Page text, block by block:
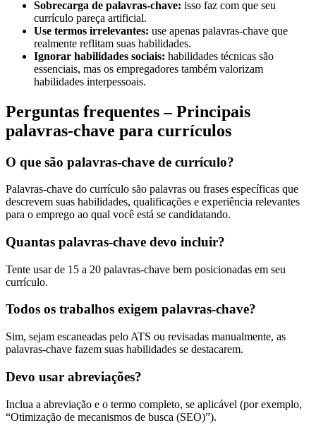
Sobrecarga de palavras-chave: isso faz com que seu
currículo pareça artificial.
Use termos irrelevantes: use apenas palavras-chave que
realmente reflitam suas habilidades.
Ignorar habilidades sociais: habilidades técnicas são
essenciais, mas os empregadores também valorizam
habilidades interpessoais.
Perguntas frequentes – Principais
palavras-chave para currículos
O que são palavras-chave de currículo?
Palavras-chave do currículo são palavras ou frases específicas que
descrevem suas habilidades, qualificações e experiência relevantes
para o emprego ao qual você está se candidatando.
Quantas palavras-chave devo incluir?
Tente usar de 15 a 20 palavras-chave bem posicionadas em seu
currículo.
Todos os trabalhos exigem palavras-chave?
Sim, sejam escaneadas pelo ATS ou revisadas manualmente, as
palavras-chave fazem suas habilidades se destacarem.
Devo usar abreviações?
Inclua a abreviação e o termo completo, se aplicável (por exemplo,
“Otimização de mecanismos de busca (SEO)”).